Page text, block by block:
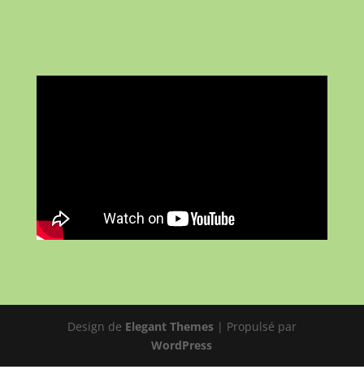
Design de Elegant Themes| Propulsé par
WordPress